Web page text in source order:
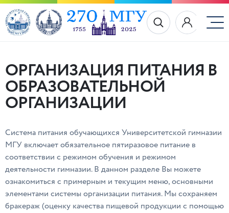
ОРГАНИЗАЦИЯ ПИТАНИЯ В
ОБРАЗОВАТЕЛЬНОЙ
ОРГАНИЗАЦИИ
Система питания обучающихся Университетской гимназии
МГУ включает обязательное пятиразовое питание в
соответствии с режимом обучения и режимом
деятельности гимназии. В данном разделе Вы можете
ознакомиться с примерным и текущим меню, основными
элементами системы организации питания. Мы сохраняем
бракераж (оценку качества пищевой продукции с помощью